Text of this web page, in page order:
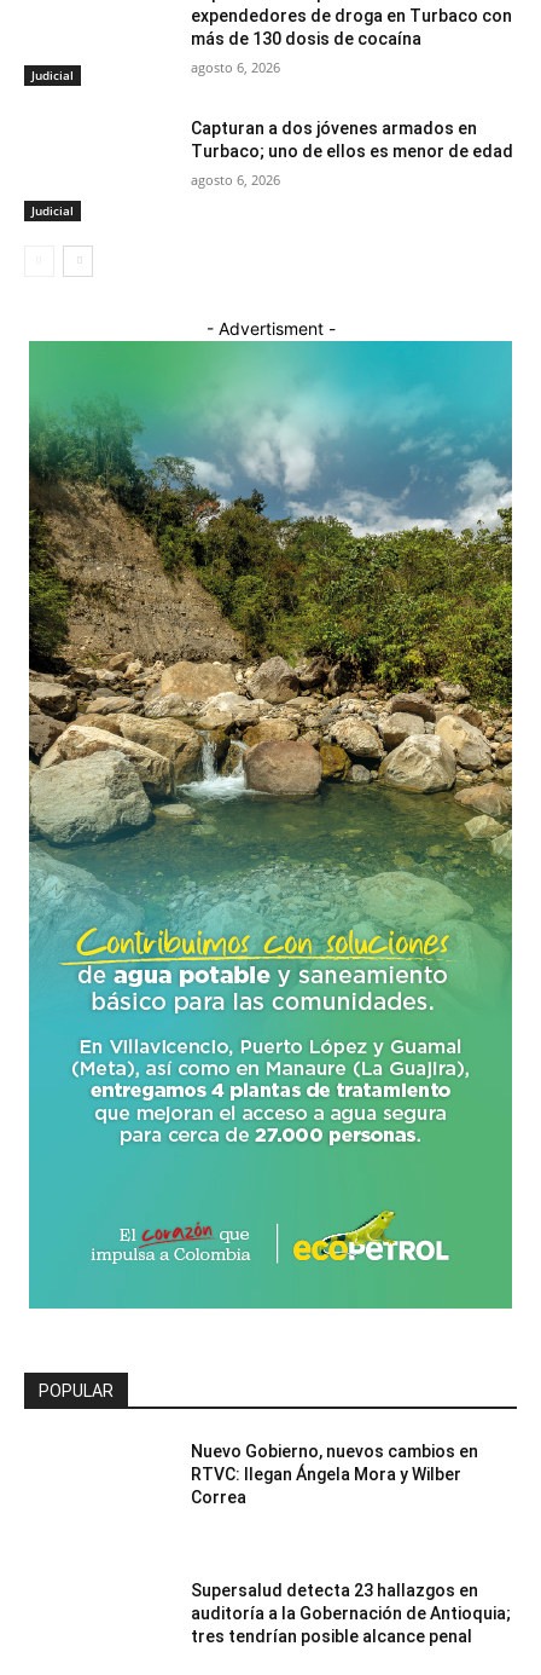
Judicial
expendedores de droga en Turbaco con
más de 130 dosis de cocaína
agosto 6, 2026
Judicial
Capturan a dos jóvenes armados en
Turbaco; uno de ellos es menor de edad
agosto 6, 2026
- Advertisment -
POPULAR
Nuevo Gobierno, nuevos cambios en
RTVC: llegan Ángela Mora y Wilber
Correa
Supersalud detecta 23 hallazgos en
auditoría a la Gobernación de Antioquia;
tres tendrían posible alcance penal